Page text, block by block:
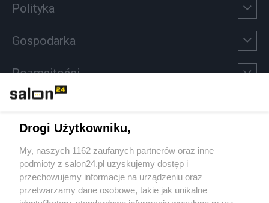
Polityka
Gospodarka
Rozmaitości
Sport
Społeczeństwo
Drogi Użytkowniku,
My, naszych 1162 zaufanych partnerów oraz inne
podmioty z salon24.pl uzyskujemy dostęp i
przechowujemy informacje na urządzeniu oraz
przetwarzamy dane osobowe, takie jak unikalne